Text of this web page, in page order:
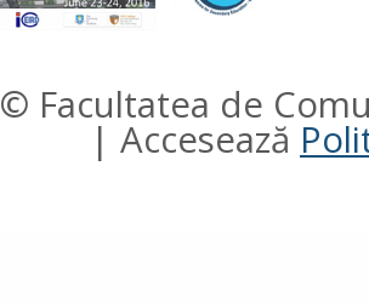
© Facultatea de
| Accesează